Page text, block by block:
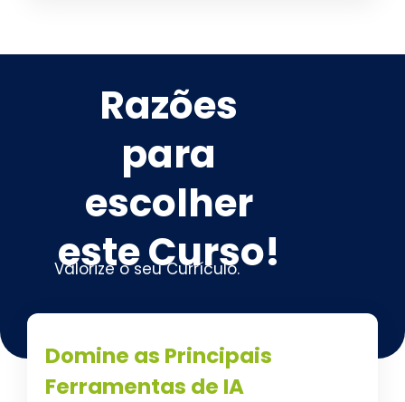
Razões
para
escolher
este Curso!
Valorize o seu Currículo.
Domine as Principais
Ferramentas de IA